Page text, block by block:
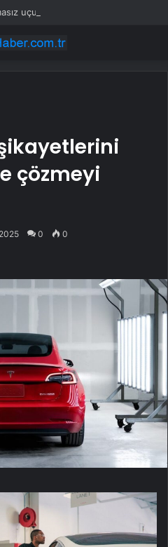
çözmeyi
0 0